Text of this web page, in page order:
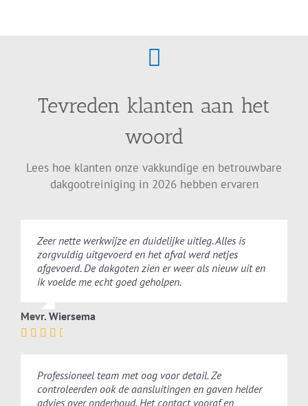
Tevreden klanten aan het
woord
Lees hoe klanten onze vakkundige en betrouwbare
dakgootreiniging in 2026 hebben ervaren
Zeer nette werkwijze en duidelijke uitleg. Alles is
zorgvuldig uitgevoerd en het afval werd netjes
afgevoerd. De dakgoten zien er weer als nieuw uit en
ik voelde me echt goed geholpen.
Mevr. Wiersema
Professioneel team met oog voor detail. Ze
controleerden ook de aansluitingen en gaven helder
advies over onderhoud. Het contact vooraf en